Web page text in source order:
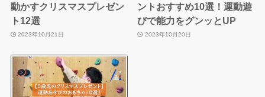
動かすクリスマスプレゼン
ト12選
2023年10月21日
ントおすすめ10選！運動遊
びで能力をグンッとUP
2023年10月20日